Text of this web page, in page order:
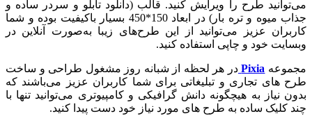
می‌توانید طرح را ویرایش کنید. قالب (دانلود تابلو و سردر ساده و
جذاب میوه و تره بار) در ابعاد 150*450 بسیار باکیفیت بوده و شما
کاربران عزیز می‌توانید از این طرح‌های زیبا به‌صورت آنلاین در
وبسایت خود و چاپی استفاده کنید.
مجموعه Pixia در هر لحظه از شبانه روز مشغول طراحی و ساخت
طرح های تجاری و تبلیغاتی برای شما کاربران عزیز می‌باشند که
بدون نیاز به هیچگونه دانش گرافیکی و کامپیوتری می‌توانید تنها با
چند کلیک ساده به طرح های مورد نیاز خود دست پیدا کنید.